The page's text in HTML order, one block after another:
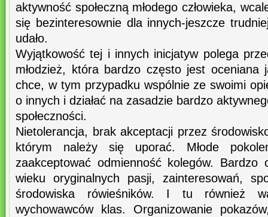
aktywność społeczną młodego człowieka,
się bezinteresownie dla innych-jeszcze
udało.
Wyjątkowość tej i innych inicjatyw polega
młodzież, która bardzo często jest
chce, w tym przypadku wspólnie ze swoimi
o innych i działać na zasadzie bardzo
społeczności.
Nietolerancja, brak akceptacji przez
którym należy się uporać. Młode
zaakceptować odmienność kolegów.
wieku oryginalnych pasji, zainteresowań,
środowiska rówieśników. I tu również
wychowawców klas. Organizowanie